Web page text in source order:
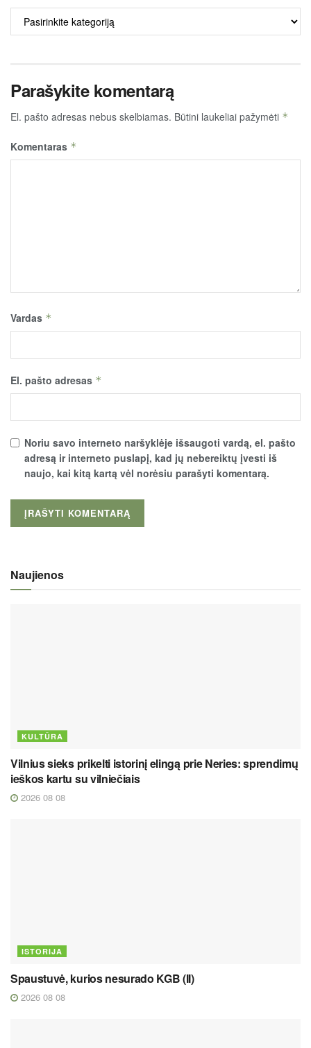
ALKO
TURINYS
Parašykite komentarą
El. pašto adresas nebus skelbiamas. Būtini laukeliai pažymėti *
Komentaras *
Vardas *
El. pašto adresas *
Noriu savo interneto naršyklėje išsaugoti vardą, el. pašto
adresą ir interneto puslapį, kad jų nebereiktų įvesti iš
naujo, kai kitą kartą vėl norėsiu parašyti komentarą.
Naujienos
KULTŪRA
Vilnius sieks prikelti istorinį elingą prie Neries: sprendimų
ieškos kartu su vilniečiais
2026 08 08
ISTORIJA
Spaustuvė, kurios nesurado KGB (II)
2026 08 08